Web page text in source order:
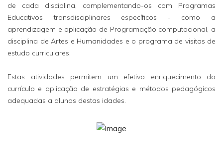
de cada disciplina, complementando-os com Programas
Educativos transdisciplinares específicos - como a
aprendizagem e aplicação de Programação computacional, a
disciplina de Artes e Humanidades e o programa de visitas de
estudo curriculares.
Estas atividades permitem um efetivo enriquecimento do
currículo e aplicação de estratégias e métodos pedagógicos
adequadas a alunos destas idades.